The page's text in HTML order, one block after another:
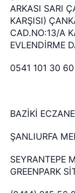
ARKASI SARI
KARŞISI)
CAD.NO:13/A
EVLENDİRME
0541 101 30 60
BAZİKİ
ŞANLIURFA
SEYRANTEPE
GREENPARK